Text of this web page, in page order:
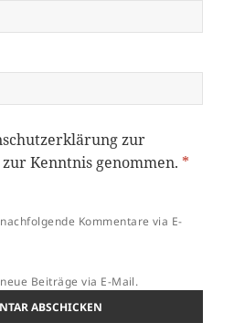
zur
Kenntnis genommen. *
Kommentare via E-
Beiträge via E-Mail.